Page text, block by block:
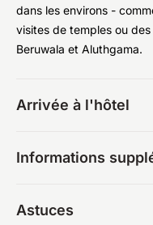
dans les environs -
visites de temples ou
Beruwala et Aluthgama.
Arrivée à l'hôtel
Informations
Astuces